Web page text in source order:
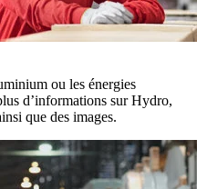
ou les énergies
d’informations sur Hydro,
que des images.